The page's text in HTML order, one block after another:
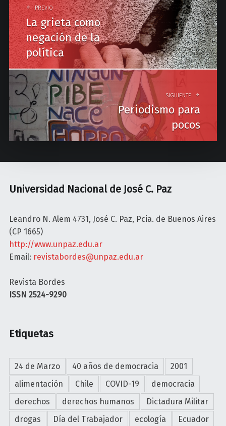
o
s
t
n
a
v
i
g
i
n
PREVIO
La grieta como
negación de la
política
SIGUIENTE
Periodismo para
pocos
Universidad Nacional de José C. Paz
Leandro N. Alem 4731, José C. Paz, Pcia. de Buenos Aires
(CP 1665)
http://www.unpaz.edu.ar
Email: revistabordes@unpaz.edu.ar
Revista Bordes
ISSN 2524-9290
Etiquetas
24 de Marzo 40 años de democracia
2001
alimentación
Chile COVID-19
democracia
derechos
derechos humanos
Dictadura Militar
drogas
Día del Trabajador ecología
Ecuador